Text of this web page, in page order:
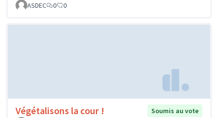
ASDEC
0 0
Végétalisons la cour !
Soumis au vote